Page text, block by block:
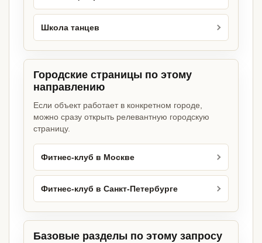
Школа танцев
Городские страницы по этому
направлению
Если объект работает в конкретном городе,
можно сразу открыть релевантную городскую
страницу.
Фитнес-клуб в Москве
Фитнес-клуб в Санкт-Петербурге
Базовые разделы по этому запросу